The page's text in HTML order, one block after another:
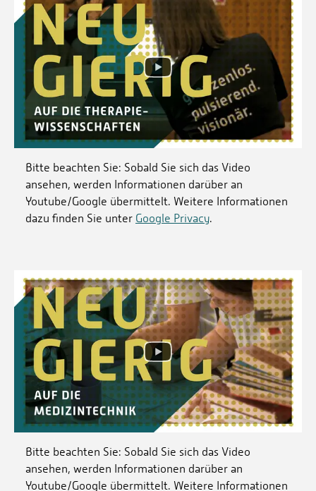
Bitte beachten Sie: Sobald Sie sich das Video
ansehen, werden Informationen darüber an
Youtube/Google übermittelt. Weitere Informationen
dazu finden Sie unter Google Privacy.
Bitte beachten Sie: Sobald Sie sich das Video
ansehen, werden Informationen darüber an
Youtube/Google übermittelt. Weitere Informationen